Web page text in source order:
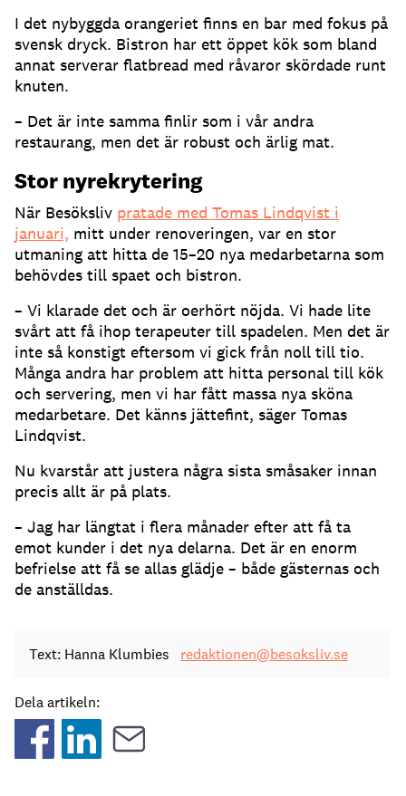
I det nybyggda orangeriet finns en bar med fokus på
svensk dryck. Bistron har ett öppet kök som bland
annat serverar flatbread med råvaror skördade runt
knuten.
– Det är inte samma finlir som i vår andra
restaurang, men det är robust och ärlig mat.
Stor nyrekrytering
När Besöksliv pratade med Tomas Lindqvist i
januari, mitt under renoveringen, var en stor
utmaning att hitta de 15–20 nya medarbetarna som
behövdes till spaet och bistron.
– Vi klarade det och är oerhört nöjda. Vi hade lite
svårt att få ihop terapeuter till spadelen. Men det är
inte så konstigt eftersom vi gick från noll till tio.
Många andra har problem att hitta personal till kök
och servering, men vi har fått massa nya sköna
medarbetare. Det känns jättefint, säger Tomas
Lindqvist.
Nu kvarstår att justera några sista småsaker innan
precis allt är på plats.
– Jag har längtat i flera månader efter att få ta
emot kunder i det nya delarna. Det är en enorm
befrielse att få se allas glädje – både gästernas och
de anställdas.
Text: Hanna Klumbies redaktionen@besoksliv.se
Dela artikeln: